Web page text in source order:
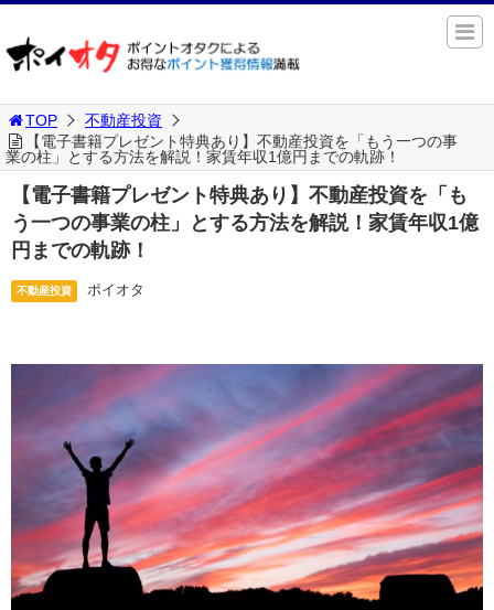
TOP
不動産投資
【電子書籍プレゼント特典あり】不動産投資を「もう一つの事
業の柱」とする方法を解説！家賃年収1億円までの軌跡！
【電子書籍プレゼント特典あり】不動産投資を「も
う一つの事業の柱」とする方法を解説！家賃年収1億
円までの軌跡！
不動産投資 ポイオタ